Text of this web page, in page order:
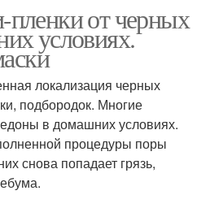
Точки с углем
Черные точки
пленки от черных
условиях.
локализация черных
подбородок. Многие
в домашних условиях.
процедуры поры
снова попадает грязь,